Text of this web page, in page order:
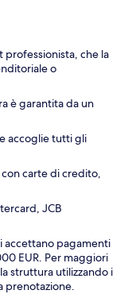
che la
o
è garantita da un
accoglie tutti gli
carte di credito,
JCB
accettano pagamenti
EUR. Per maggiori
struttura utilizzando i
prenotazione.